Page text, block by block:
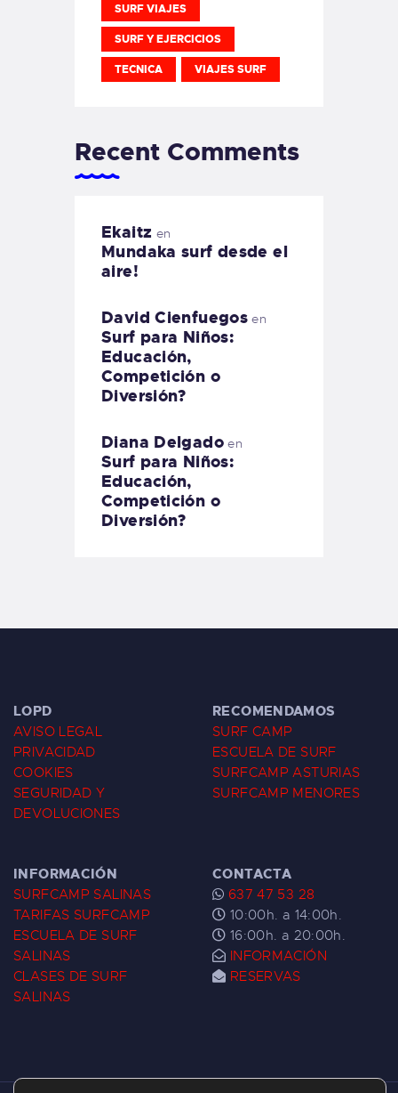
SURF VIAJES
SURF Y EJERCICIOS
TECNICA VIAJES SURF
Recent Comments
Ekaitz en
Mundaka surf desde el
aire!
David Cienfuegos en
Surf para Niños:
Educación,
Competición o
Diversión?
Diana Delgadoen
Surf para Niños:
Educación,
Competición o
Diversión?
LOPD
AVISO LEGAL
PRIVACIDAD
COOKIES
SEGURIDAD Y
DEVOLUCIONES
RECOMENDAMOS
SURF CAMP
ESCUELA DE SURF
SURFCAMP ASTURIAS
SURFCAMP MENORES
INFORMACIÓN
SURFCAMP SALINAS
TARIFAS SURFCAMP
ESCUELA DE SURF
SALINAS
CLASES DE SURF
SALINAS
CONTACTA
637 47 53 28
10:00h. a 14:00h.
16:00h. a 20:00h.
INFORMACIÓN
RESERVAS